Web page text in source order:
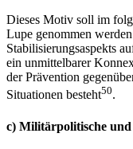
Dieses Motiv soll im
Lupe genommen
Stabilisierungsaspekts
ein unmittelbarer
der Prävention
Situationen besteht50.
c) Militärpolitische und